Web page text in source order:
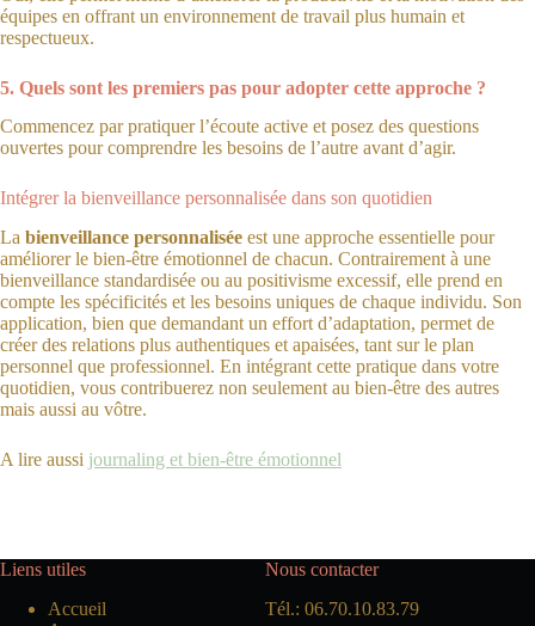
équipes en offrant un environnement de travail plus humain et
respectueux.
5. Quels sont les premiers pas pour adopter cette approche ?
Commencez par pratiquer l’écoute active et posez des questions
ouvertes pour comprendre les besoins de l’autre avant d’agir.
Intégrer la bienveillance personnalisée dans son quotidien
La bienveillance personnalisée est une approche essentielle pour
améliorer le bien-être émotionnel de chacun. Contrairement à une
bienveillance standardisée ou au positivisme excessif, elle prend en
compte les spécificités et les besoins uniques de chaque individu. Son
application, bien que demandant un effort d’adaptation, permet de
créer des relations plus authentiques et apaisées, tant sur le plan
personnel que professionnel. En intégrant cette pratique dans votre
quotidien, vous contribuerez non seulement au bien-être des autres
mais aussi au vôtre.
A lire aussi journaling et bien-être émotionnel
Liens utiles
Accueil
Nous contacter
Tél.: 06.70.10.83.79